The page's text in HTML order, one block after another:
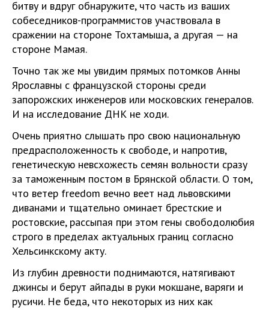
битву и вдруг обнаружите, что часть из ваших
собеседников-программистов участвовала в
сражении на стороне Тохтамыша, а другая — на
стороне Мамая.
Точно так же мы увидим прямых потомков Анны
Ярославны с французской стороны среди
запорожских инженеров или московских генералов.
И на исследование ДНК не ходи.
Очень приятно слышать про свою национальную
предрасположенность к свободе, и напротив,
генетическую невсхожесть семян вольности сразу
за таможенным постом в Брянской области. О том,
что ветер freedom вечно веет над львовскими
диванами и тщательно оминает брестские и
ростовские, рассыпая при этом гены свободолюбия
строго в пределах актуальных границ согласно
Хельсинкскому акту.
Из глубин древности поднимаются, натягивают
джинсы и берут айпады в руки мокшане, варяги и
русичи. Не беда, что некоторых из них как